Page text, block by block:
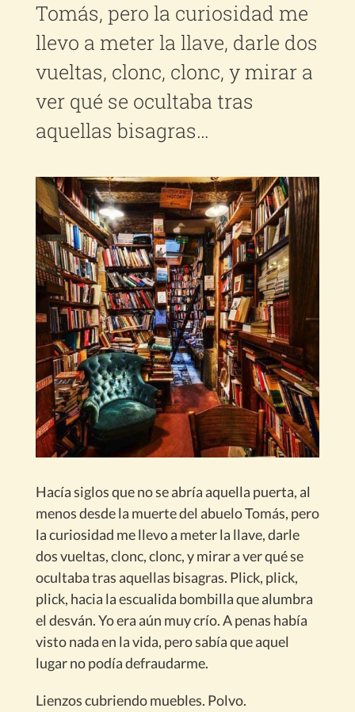
Tomás, pero la curiosidad me
llevo a meter la llave, darle dos
vueltas, clonc, clonc, y mirar a
ver qué se ocultaba tras
aquellas bisagras…
Ver
imagen
más
grande
Hacía siglos que no se abría aquella puerta, al
menos desde la muerte del abuelo Tomás, pero
la curiosidad me llevo a meter la llave, darle
dos vueltas, clonc, clonc, y mirar a ver qué se
ocultaba tras aquellas bisagras. Plick, plick,
plick, hacia la escualida bombilla que alumbra
el desván. Yo era aún muy crío. A penas había
visto nada en la vida, pero sabía que aquel
lugar no podía defraudarme.
Lienzos cubriendo muebles. Polvo.